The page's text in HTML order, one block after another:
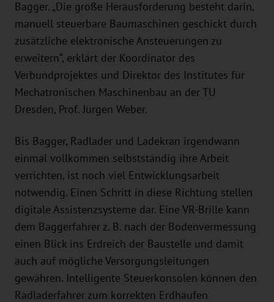
Bagger. „Die große Herausforderung besteht darin,
manuell steuerbare Baumaschinen geschickt durch
zusätzliche elektronische Ansteuerungen zu
erweitern“, erklärt der Koordinator des
Verbundprojektes und Direktor des Institutes für
Mechatronischen Maschinenbau an der TU
Dresden, Prof. Jürgen Weber.
Bis Bagger, Radlader und Ladekran irgendwann
einmal vollkommen selbstständig ihre Arbeit
verrichten, ist noch viel Entwicklungsarbeit
notwendig. Einen Schritt in diese Richtung stellen
digitale Assistenzsysteme dar. Eine VR-Brille kann
dem Baggerfahrer z. B. nach der Bodenvermessung
einen Blick ins Erdreich der Baustelle und damit
auch auf mögliche Versorgungsleitungen
gewähren. Intelligente Steuerkonsolen können den
Radladerfahrer zum korrekten Erdhaufen